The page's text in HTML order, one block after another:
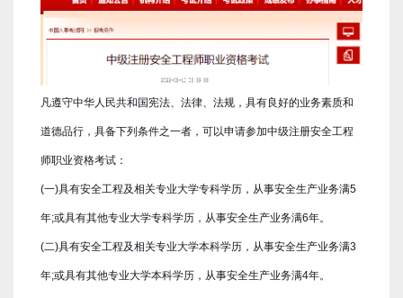
凡遵守中华人民共和国宪法、法律、法规，具有良好的业务素质和
道德品行，具备下列条件之一者，可以申请参加中级注册安全工程
师职业资格考试：
(一)具有安全工程及相关专业大学专科学历，从事安全生产业务满5
年;或具有其他专业大学专科学历，从事安全生产业务满6年。
(二)具有安全工程及相关专业大学本科学历，从事安全生产业务满3
年;或具有其他专业大学本科学历，从事安全生产业务满4年。